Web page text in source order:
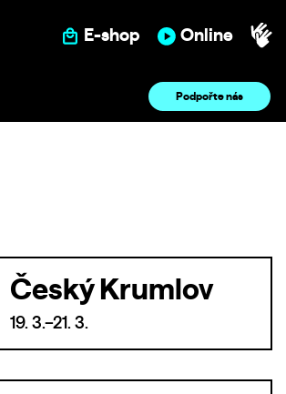
E-shop Online
Podpořte nás
Český Krumlov
19. 3.–21. 3.